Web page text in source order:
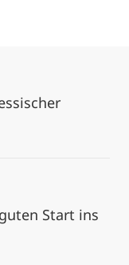
Start ins